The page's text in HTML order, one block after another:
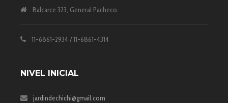
Balcarce 323, General Pacheco.
11-6861-2934 / 11-6861-4314
NIVEL INICIAL
jardindechichi@gmail.com